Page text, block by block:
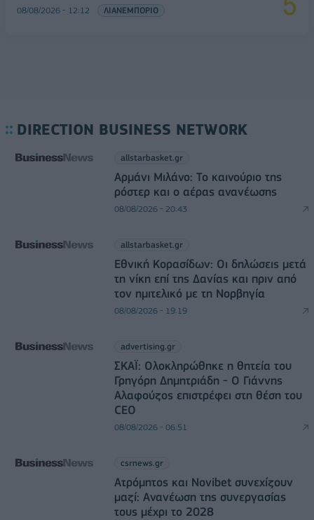
08/08/2026 - 12:12 ΛΙΑΝΕΜΠΟΡΙΟ
DIRECTION BUSINESS NETWORK
allstarbasket.gr
Αρμάνι Μιλάνο: Το καινούριο της
ρόστερ και ο αέρας ανανέωσης
08/08/2026 - 20:43
allstarbasket.gr
Εθνική Κορασίδων: Οι δηλώσεις μετά
τη νίκη επί της Δανίας και πριν από
τον ημιτελικό με τη Νορβηγία
08/08/2026 - 19:19
advertising.gr
ΣΚΑΪ: Ολοκληρώθηκε η θητεία του
Γρηγόρη Δημητριάδη - Ο Γιάννης
Αλαφούζος επιστρέφει στη θέση του
CEO
08/08/2026 - 06:51
csrnews.gr
Ατρόμητος και Novibet συνεχίζουν
μαζί: Ανανέωση της συνεργασίας
τους μέχρι το 2028